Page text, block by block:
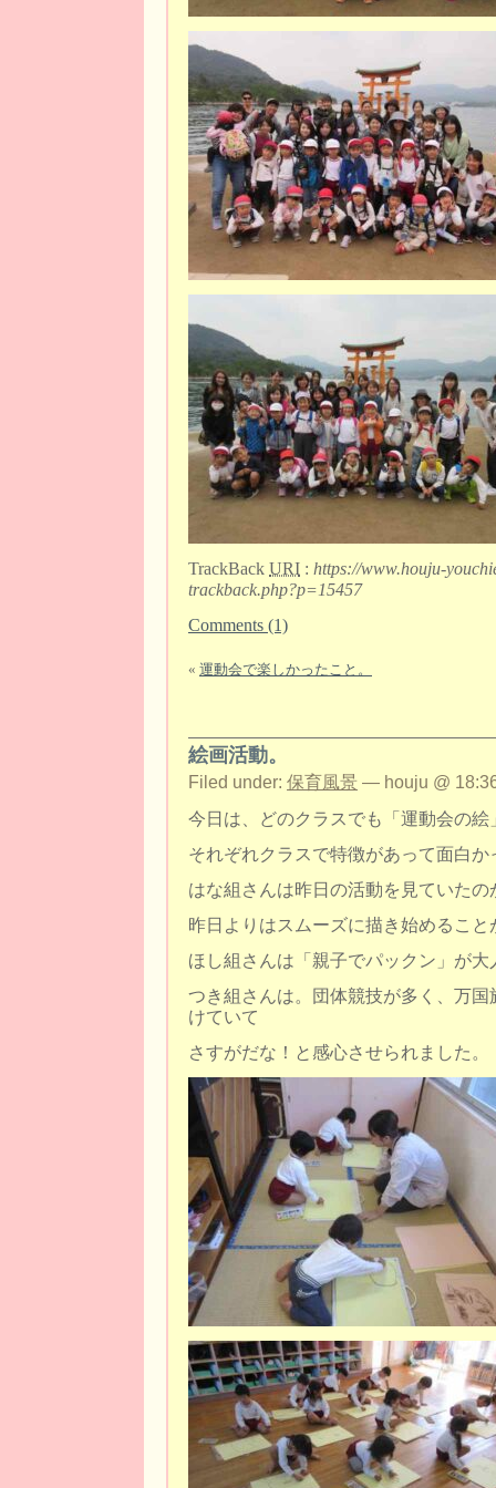
TrackBack URI : https://www.houju-
trackback.php?p=15457
Comments (1)
« 運動会で楽しかったこと。
絵画活動。
Filed under: 保育風景 — houju @
今日は、どのクラスでも「運動会の
それぞれクラスで特徴があって面白か
はな組さんは昨日の活動を見ていたの
昨日よりはスムーズに描き始めるこ
ほし組さんは「親子でパックン」が大
つき組さんは。団体競技が多く、万
けていて
さすがだな！と感心させられました。